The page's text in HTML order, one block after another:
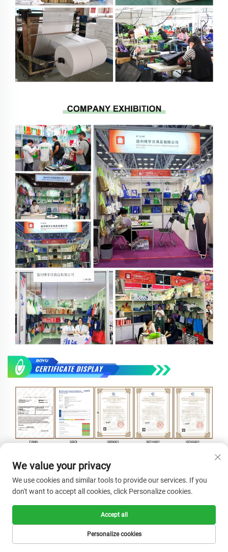
We value your privacy
We use cookies and similar tools to provide our services. If you
don't want to accept all cookies, click Personalize cookies.
Personalize cookies
Accept all